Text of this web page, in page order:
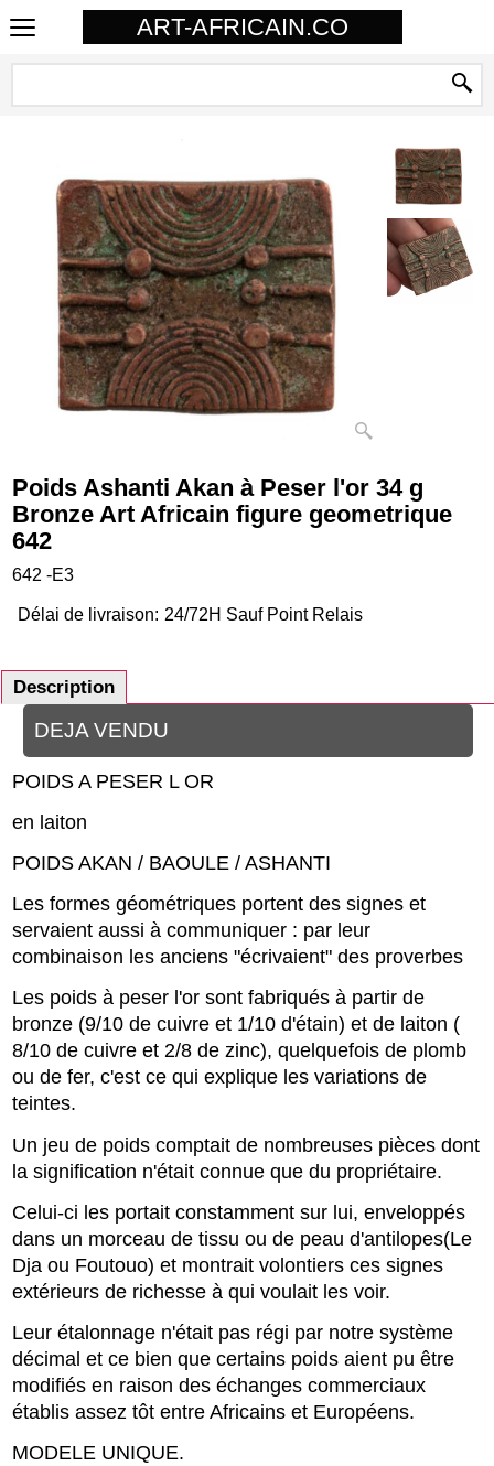
ART-AFRICAIN.CO
Poids Ashanti Akan à Peser l'or 34 g
Bronze Art Africain figure geometrique
642
642 -E3
Délai de livraison: 24/72H Sauf Point Relais
Description
DEJA VENDU
POIDS A PESER L OR
en laiton
POIDS AKAN / BAOULE / ASHANTI
Les formes géométriques portent des signes et
servaient aussi à communiquer : par leur
combinaison les anciens "écrivaient" des proverbes
Les poids à peser l'or sont fabriqués à partir de
bronze (9/10 de cuivre et 1/10 d'étain) et de laiton (
8/10 de cuivre et 2/8 de zinc), quelquefois de plomb
ou de fer, c'est ce qui explique les variations de
teintes.
Un jeu de poids comptait de nombreuses pièces dont
la signification n'était connue que du propriétaire.
Celui-ci les portait constamment sur lui, enveloppés
dans un morceau de tissu ou de peau d'antilopes(Le
Dja ou Foutouo) et montrait volontiers ces signes
extérieurs de richesse à qui voulait les voir.
Leur étalonnage n'était pas régi par notre système
décimal et ce bien que certains poids aient pu être
modifiés en raison des échanges commerciaux
établis assez tôt entre Africains et Européens.
MODELE UNIQUE.